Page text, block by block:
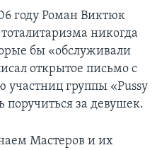
году Роман Виктюк
никогда
бы «обслуживали
открытое письмо с
группы «Pussy
поручиться за девушек.
Мастеров и их